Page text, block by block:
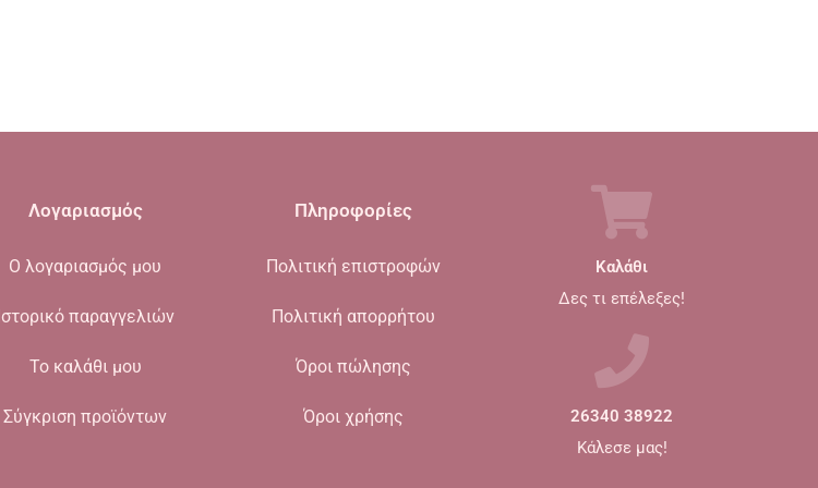
Λογαριασμός
Ο λογαριασμός μου
Ιστορικό παραγγελιών
Το καλάθι μου
Σύγκριση προϊόντων
Πληροφορίες
Πολιτική επιστροφών
Πολιτική απορρήτου
Όροι πώλησης
Όροι χρήσης
Καλάθι
Δες τι επέλεξες!
26340 38922
Κάλεσε μας!